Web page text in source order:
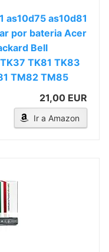
as10d75 as10d81
por bateria Acer
Bell
TK81 TK83
TM82 TM85
21,00 EUR
Ir a Amazon